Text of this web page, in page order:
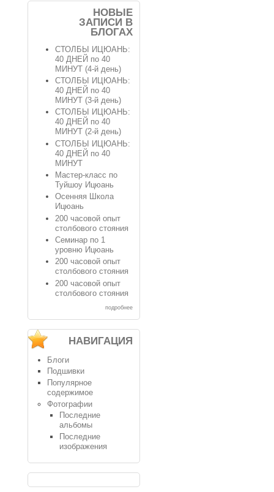
НОВЫЕ
ЗАПИСИ В
БЛОГАХ
СТОЛБЫ ИЦЮАНЬ:
40 ДНЕЙ по 40
МИНУТ (4-й день)
СТОЛБЫ ИЦЮАНЬ:
40 ДНЕЙ по 40
МИНУТ (3-й день)
СТОЛБЫ ИЦЮАНЬ:
40 ДНЕЙ по 40
МИНУТ (2-й день)
СТОЛБЫ ИЦЮАНЬ:
40 ДНЕЙ по 40
МИНУТ
Мастер-класс по
Туйшоу Ицюань
Осенняя Школа
Ицюань
200 часовой опыт
столбового стояния
Семинар по 1
уровню Ицюань
200 часовой опыт
столбового стояния
200 часовой опыт
столбового стояния
подробнее
НАВИГАЦИЯ
Блоги
Подшивки
Популярное
содержимое
Фотографии
Последние
альбомы
Последние
изображения